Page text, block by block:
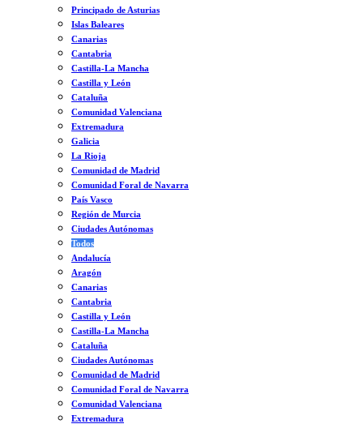
Principado de Asturias
Islas Baleares
Canarias
Cantabria
Castilla-La Mancha
Castilla y León
Cataluña
Comunidad Valenciana
Extremadura
Galicia
La Rioja
Comunidad de Madrid
Comunidad Foral de Navarra
País Vasco
Región de Murcia
Ciudades Autónomas
Todos
Andalucía
Aragón
Canarias
Cantabria
Castilla y León
Castilla-La Mancha
Cataluña
Ciudades Autónomas
Comunidad de Madrid
Comunidad Foral de Navarra
Comunidad Valenciana
Extremadura